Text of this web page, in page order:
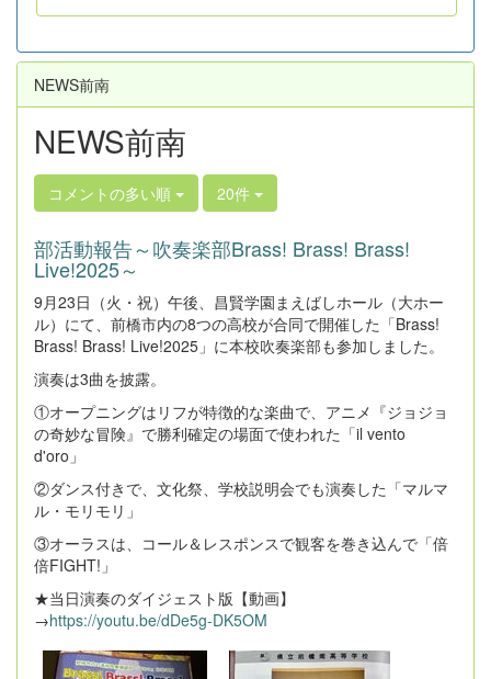
NEWS前南
NEWS前南
コメントの多い順 20件
部活動報告～吹奏楽部Brass! Brass! Brass!
Live!2025～
9月23日（火・祝）午後、昌賢学園まえばしホール（大ホー
ル）にて、前橋市内の8つの高校が合同で開催した「Brass!
Brass! Brass! Live!2025」に本校吹奏楽部も参加しました。
演奏は3曲を披露。
①オープニングはリフが特徴的な楽曲で、アニメ『ジョジョ
の奇妙な冒険』で勝利確定の場面で使われた「il vento
d'oro」
②ダンス付きで、文化祭、学校説明会でも演奏した「マルマ
ル・モリモリ」
③オーラスは、コール＆レスポンスで観客を巻き込んで「倍
倍FIGHT!」
★当日演奏のダイジェスト版【動画】
→https://youtu.be/dDe5g-DK5OM